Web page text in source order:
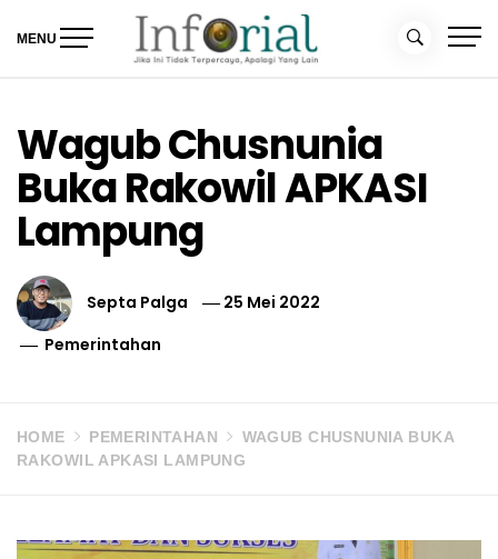
MENU
Wagub Chusnunia
Buka Rakowil APKASI
Lampung
Septa Palga
25 Mei 2022
Pemerintahan
HOME PEMERINTAHAN
WAGUB CHUSNUNIA BUKA
RAKOWIL APKASI LAMPUNG